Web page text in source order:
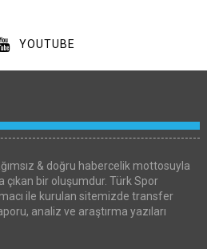
YOUTUBE
& doğru habercelik mottosuyla
çıkan bir oluşumdur. Türk Spor
ile kurulan sitemizde transfer
analiz ve araştırma yazıları